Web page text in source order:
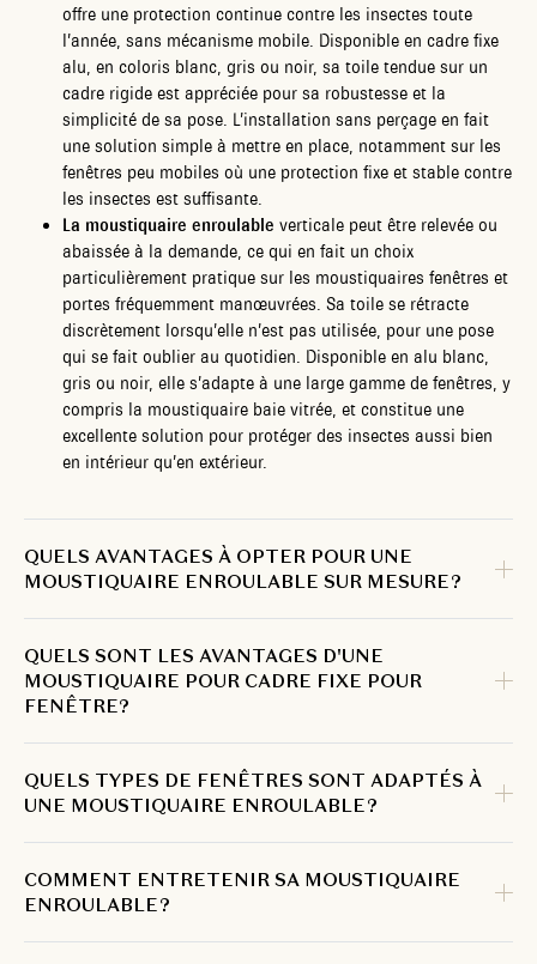
offre une protection continue contre les insectes toute
l’année, sans mécanisme mobile. Disponible en cadre fixe
alu, en coloris blanc, gris ou noir, sa toile tendue sur un
cadre rigide est appréciée pour sa robustesse et la
simplicité de sa pose. L’installation sans perçage en fait
une solution simple à mettre en place, notamment sur les
fenêtres peu mobiles où une protection fixe et stable contre
les insectes est suffisante.
La moustiquaire enroulable verticale peut être relevée ou
abaissée à la demande, ce qui en fait un choix
particulièrement pratique sur les moustiquaires fenêtres et
portes fréquemment manœuvrées. Sa toile se rétracte
discrètement lorsqu’elle n’est pas utilisée, pour une pose
qui se fait oublier au quotidien. Disponible en alu blanc,
gris ou noir, elle s’adapte à une large gamme de fenêtres, y
compris la moustiquaire baie vitrée, et constitue une
excellente solution pour protéger des insectes aussi bien
en intérieur qu’en extérieur.
QUELS AVANTAGES À OPTER POUR UNE
MOUSTIQUAIRE ENROULABLE SUR MESURE ?
QUELS SONT LES AVANTAGES D'UNE
MOUSTIQUAIRE POUR CADRE FIXE POUR
FENÊTRE?
QUELS TYPES DE FENÊTRES SONT ADAPTÉS À
UNE MOUSTIQUAIRE ENROULABLE ?
COMMENT ENTRETENIR SA MOUSTIQUAIRE
ENROULABLE ?